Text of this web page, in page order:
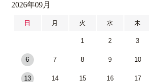
2026年09月
日 月 火 水 木
1 2 3
6 7 8 9 10
13 14 15 16 17